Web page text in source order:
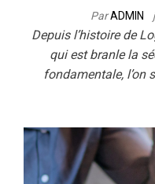
ParADMIN
Depuis l’histoire de
qui est branle la
fondamentale, l’on